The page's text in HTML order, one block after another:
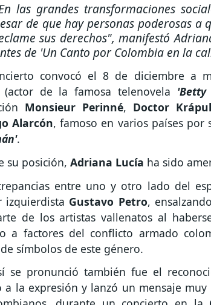
las grandes transformaciones
de que hay personas poderosas a
sus derechos", manifestó
de 'Un Canto por Colombia en la
convocó el 8 de diciembre a
(actor de la famosa telenovela 'Betty
Monsieur Perinné, Doctor
Alarcón, famoso en varios países
.
su posición, Adriana Lucía ha sido
entre uno y otro lado del
izquierdista Gustavo Petro,
de los artistas vallenatos al
a factores del conflicto armado
símbolos de este género.
se pronunció también fue el
a la expresión y lanzó un mensaje